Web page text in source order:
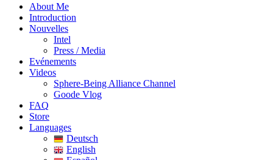
About Me
Introduction
Nouvelles
Intel
Press / Media
Evénements
Videos
Sphere-Being Alliance Channel
Goode Vlog
FAQ
Store
Languages
Deutsch
English